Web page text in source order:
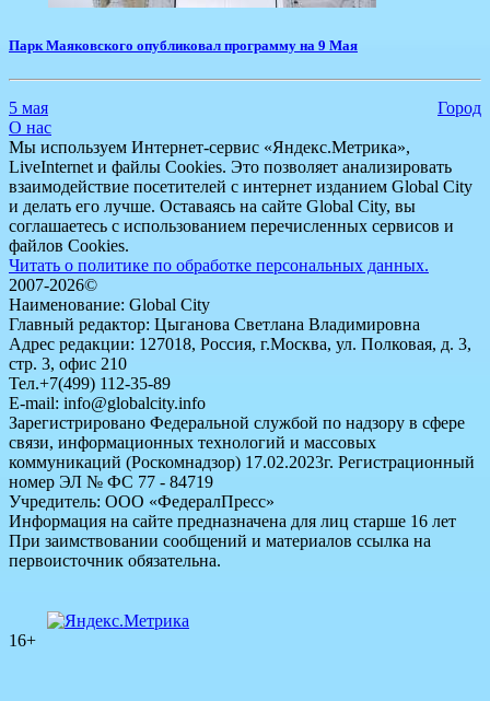
Парк Маяковского опубликовал программу на 9 Мая
5 мая
Город
О нас
Мы используем Интернет-сервис «Яндекс.Метрика»,
LiveInternet и файлы Cookies. Это позволяет анализировать
взаимодействие посетителей с интернет изданием Global City
и делать его лучше. Оставаясь на сайте Global City, вы
соглашаетесь с использованием перечисленных сервисов и
файлов Cookies.
Читать о политике по обработке персональных данных.
2007-2026©
Наименование: Global City
Главный редактор: Цыганова Светлана Владимировна
Адрес редакции: 127018, Россия, г.Москва, ул. Полковая, д. 3,
стр. 3, офис 210
Тел.+7(499) 112-35-89
E-mail: info@globalcity.info
Зарегистрировано Федеральной службой по надзору в сфере
связи, информационных технологий и массовых
коммуникаций (Роскомнадзор) 17.02.2023г. Регистрационный
номер ЭЛ № ФС 77 - 84719
Учредитель: ООО «ФедералПресс»
Информация на сайте предназначена для лиц старше 16 лет
При заимствовании сообщений и материалов ссылка на
первоисточник обязательна.
16+